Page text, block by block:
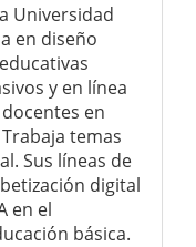
Universidad
en diseño
y en línea
en
temas
Sus líneas de
digital
en el
básica.